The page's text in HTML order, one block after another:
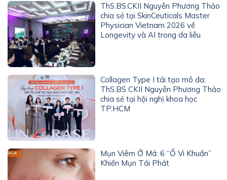
ThS.BS.CKII Nguyễn Phương Thảo
chia sẻ tại SkinCeuticals Master
Physician Vietnam 2026 về
Longevity và AI trong da liễu
Collagen Type I tái tạo mô da:
ThS.BS CKII Nguyễn Phương Thảo
chia sẻ tại hội nghị khoa học
TP.HCM
Mụn Viêm Ở Má: 6 “Ổ Vi Khuẩn”
Khiến Mụn Tái Phát